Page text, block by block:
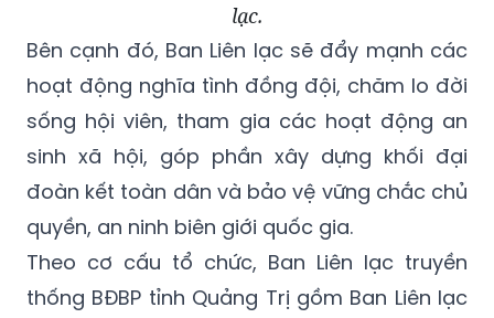
lạc.
Bên cạnh đó, Ban Liên lạc sẽ đẩy mạnh các
hoạt động nghĩa tình đồng đội, chăm lo đời
sống hội viên, tham gia các hoạt động an
sinh xã hội, góp phần xây dựng khối đại
đoàn kết toàn dân và bảo vệ vững chắc chủ
quyền, an ninh biên giới quốc gia.
Theo cơ cấu tổ chức, Ban Liên lạc truyền
thống BĐBP tỉnh Quảng Trị gồm Ban Liên lạc